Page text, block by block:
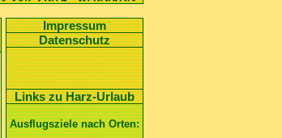
Impressum
Datenschutz
Links zu Harz-Urlaub
Ausflugsziele nach Orten: